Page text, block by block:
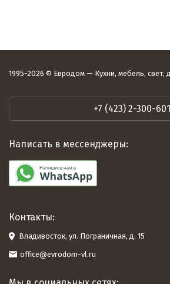
1995-2026 © Евродом — Кухни, мебель, свет,
+7 (423) 2-300-601
Написать в мессенджеры:
Контакты:
Владивосток, ул. Пограничная, д. 15
office@evrodom-vl.ru